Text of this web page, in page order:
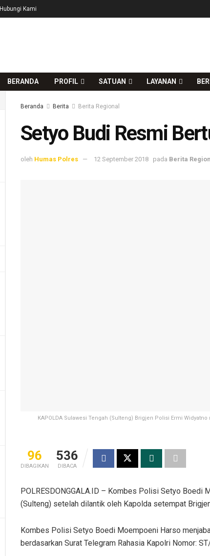
Hubungi Kami
BERANDA PROFIL SATUAN LAYANAN
Beranda Berita Berita Regional
Setyo Budi Resmi
oleh Humas Polres 12 September 2018 pada Berita
KAPOLDA Sulawesi Tengah (Sulteng) Brigjen Polisi Ermi
96
DIBAGIKAN
536
DIBACA
POLRESDONGGALA.ID – Kombes Polisi Setyo
(Sulteng) setelah dilantik oleh Kapolda setempat
Kombes Polisi Setyo Boedi Moempoeni Harso
berdasarkan Surat Telegram Rahasia Kapolri Nomor: